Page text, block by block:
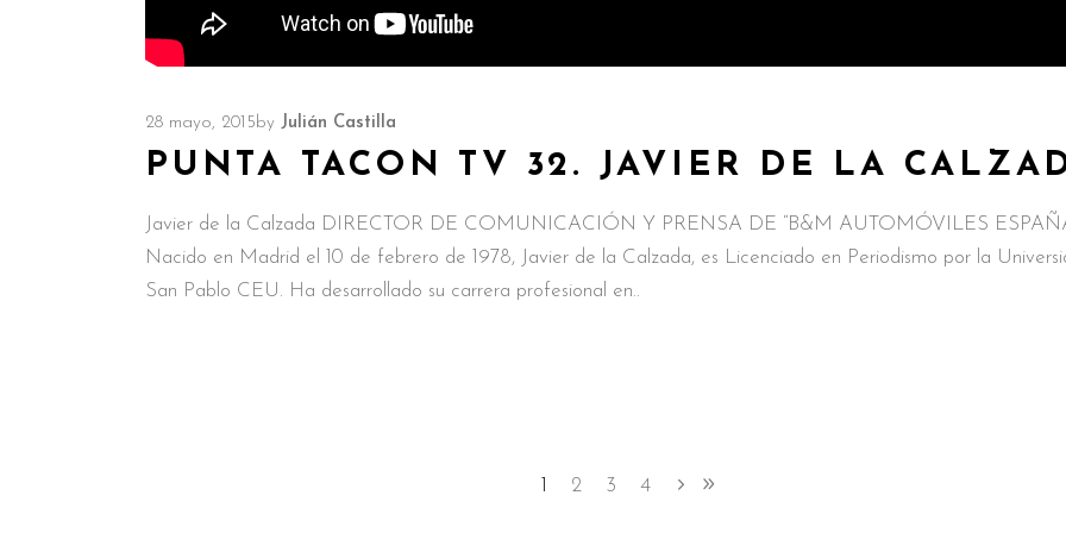
28 mayo, 2015 by Julián Castilla
PUNTA TACON TV 32. JAVIER DE LA
Javier de la Calzada DIRECTOR DE COMUNICACIÓN Y PRENSA DE “B&M AUTOMÓVILES
Nacido en Madrid el 10 de febrero de 1978, Javier de la Calzada, es Licenciado en Periodismo por la
San Pablo CEU. Ha desarrollado su carrera profesional en
2 3 4